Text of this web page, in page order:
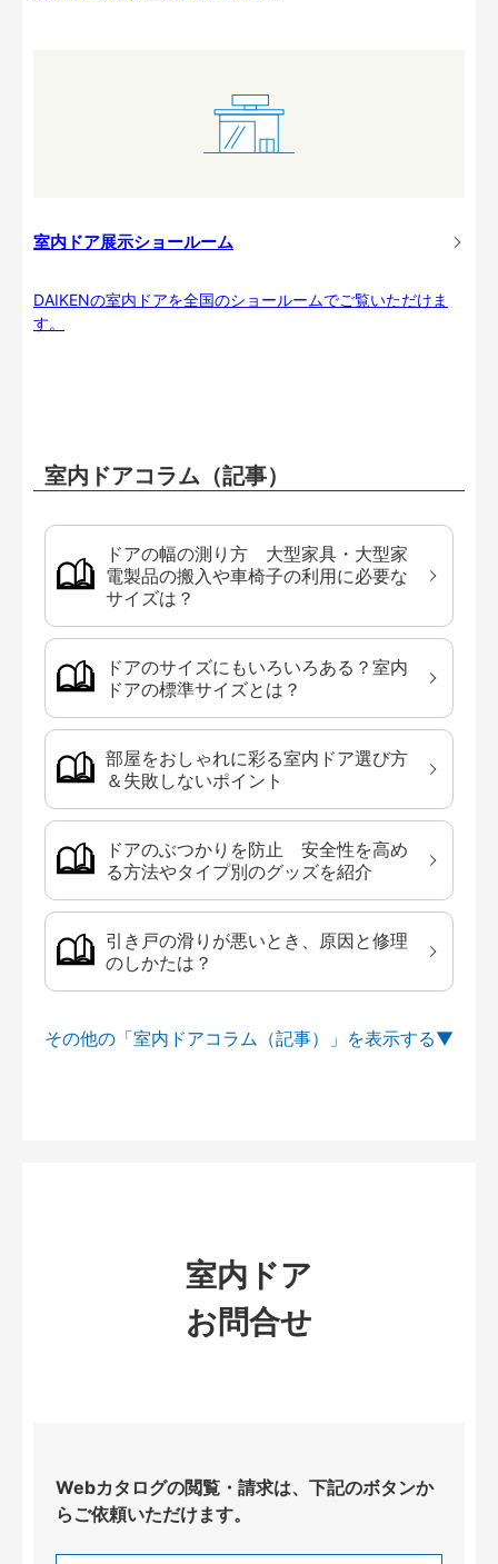
室内ドア展示ショールーム
DAIKENの室内ドアを全国のショールームでご覧いただけま
す。
室内ドアコラム（記事）
ドアの幅の測り方 大型家具・大型家
電製品の搬入や車椅子の利用に必要な
サイズは？
ドアのサイズにもいろいろある？室内
ドアの標準サイズとは？
部屋をおしゃれに彩る室内ドア選び方
＆失敗しないポイント
ドアのぶつかりを防止 安全性を高め
る方法やタイプ別のグッズを紹介
引き戸の滑りが悪いとき、原因と修理
のしかたは？
その他の「室内ドアコラム（記事）」を
室内ドア
お問合せ
Webカタログの閲覧・請求は、下記のボタンか
らご依頼いただけます。